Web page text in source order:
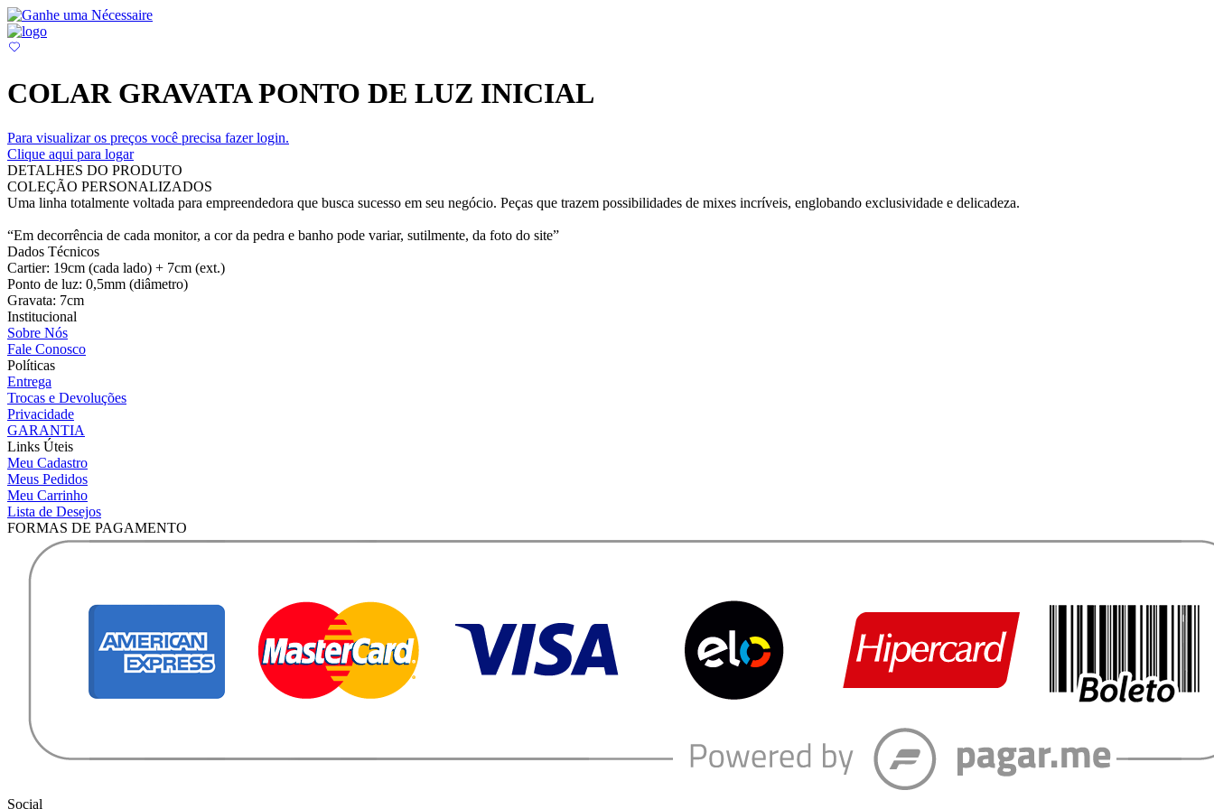
COLAR GRAVATA PONTO DE LUZ INICIAL
Para visualizar os preços você precisa fazer login.
Clique aqui para logar
DETALHES DO PRODUTO
COLEÇÃO PERSONALIZADOS
Uma linha totalmente voltada para empreendedora que busca sucesso em seu negócio. Peças que trazem possibilidades de mixes incríveis, englobando exclusividade e delicadeza.
“Em decorrência de cada monitor, a cor da pedra e banho pode variar, sutilmente, da foto do site”
Dados Técnicos
Cartier: 19cm (cada lado) + 7cm (ext.)
Ponto de luz: 0,5mm (diâmetro)
Gravata: 7cm
Institucional
Sobre Nós
Fale Conosco
Políticas
Entrega
Trocas e Devoluções
Privacidade
GARANTIA
Links Úteis
Meu Cadastro
Meus Pedidos
Meu Carrinho
Lista de Desejos
FORMAS DE PAGAMENTO
Social